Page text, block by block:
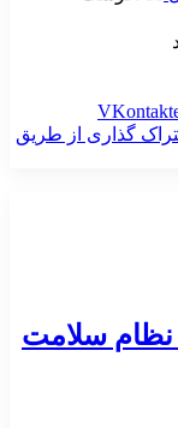
گذاری از طریق
نظام سلامت